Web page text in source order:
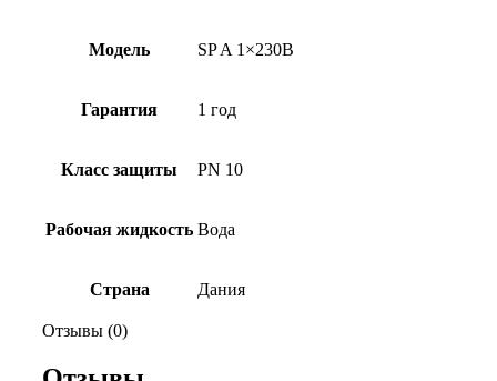
Модель SP A 1×230В
Гарантия 1 год
Класс защиты PN 10
Рабочая жидкость Вода
Страна Дания
Отзывы (0)